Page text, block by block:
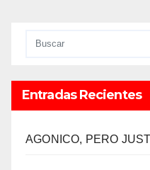
Entradas Recientes
AGONICO, PERO